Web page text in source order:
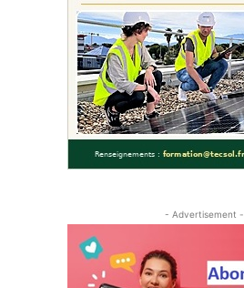
- Advertisement -